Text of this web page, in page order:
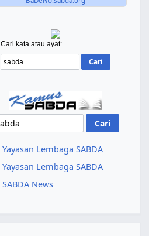
Cari kata atau ayat:
Yayasan Lembaga SABDA
Yayasan Lembaga SABDA
SABDA News